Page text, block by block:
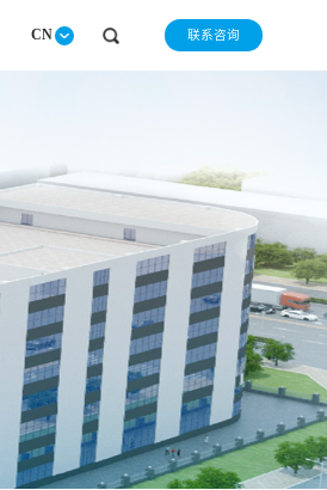
CN 联系咨询